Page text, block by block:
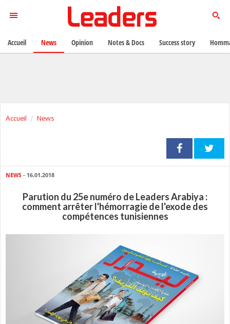
Accueil News
NEWS - 16.01.2018
Parution du 25e numéro de Leaders Arabiya :
comment arrêter l'hémorragie de l'exode des
compétences tunisiennes
Accueil News Opinion Notes & Docs Success story